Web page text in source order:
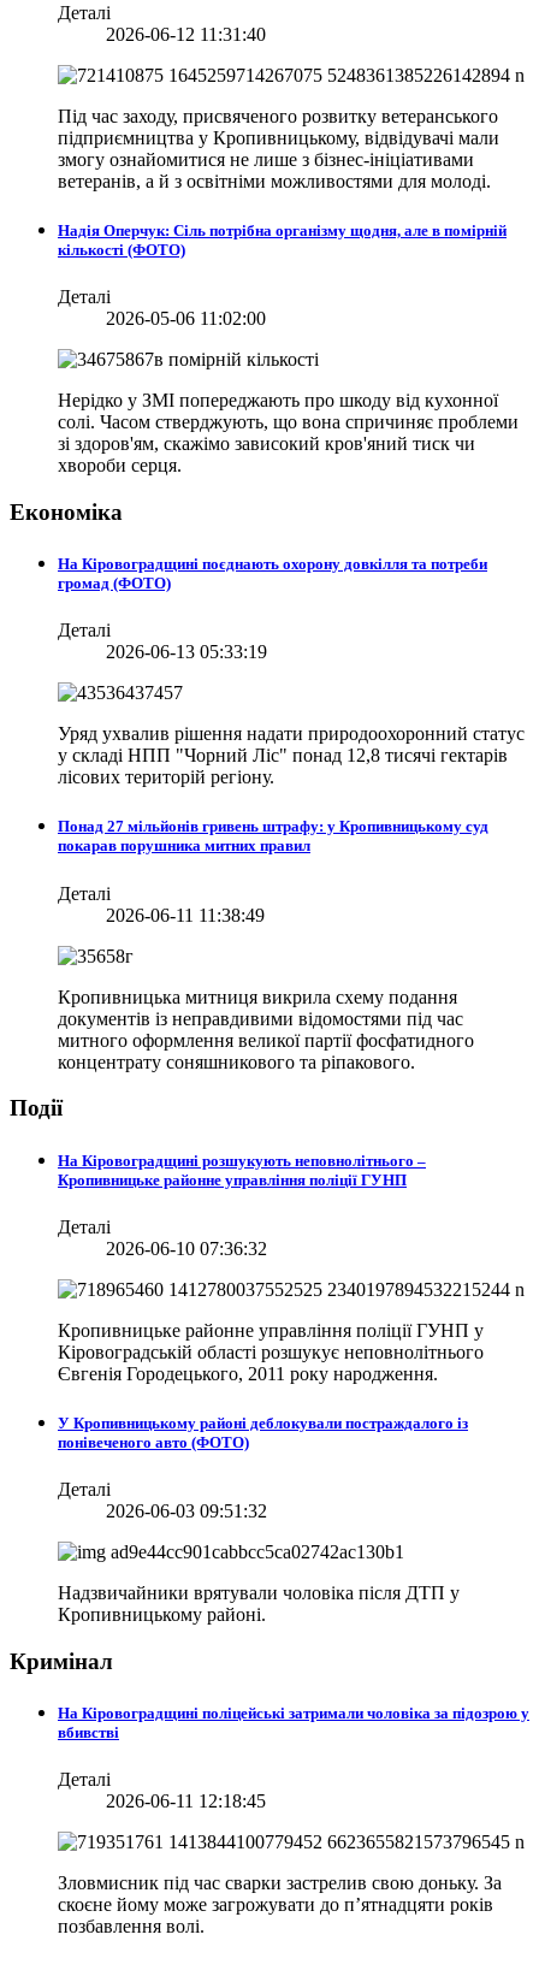
Деталі
2026-06-12 11:31:40
Під час заходу, присвяченого розвитку ветеранського
підприємництва у Кропивницькому, відвідувачі мали
змогу ознайомитися не лише з бізнес-ініціативами
ветеранів, а й з освітніми можливостями для молоді.
Надія Оперчук: Сіль потрібна організму щодня, але в помірній
кількості (ФОТО)
Деталі
2026-05-06 11:02:00
Нерідко у ЗМІ попереджають про шкоду від кухонної
солі. Часом стверджують, що вона спричиняє проблеми
зі здоров'ям, скажімо зависокий кров'яний тиск чи
хвороби серця.
Економіка
На Кіровоградщині поєднають охорону довкілля та потреби
громад (ФОТО)
Деталі
2026-06-13 05:33:19
Уряд ухвалив рішення надати природоохоронний статус
у складі НПП "Чорний Ліс" понад 12,8 тисячі гектарів
лісових територій регіону.
Понад 27 мільйонів гривень штрафу: у Кропивницькому суд
покарав порушника митних правил
Деталі
2026-06-11 11:38:49
Кропивницька митниця викрила схему подання
документів із неправдивими відомостями під час
митного оформлення великої партії фосфатидного
концентрату соняшникового та ріпакового.
Події
На Кіровоградщині розшукують неповнолітнього –
Кропивницьке районне управління поліції ГУНП
Деталі
2026-06-10 07:36:32
Кропивницьке районне управління поліції ГУНП у
Кіровоградській області розшукує неповнолітнього
Євгенія Городецького, 2011 року народження.
У Кропивницькому районі деблокували постраждалого із
понівеченого авто (ФОТО)
Деталі
2026-06-03 09:51:32
Надзвичайники врятували чоловіка після ДТП у
Кропивницькому районі.
Кримінал
На Кіровоградщині поліцейські затримали чоловіка за підозрою у
вбивстві
Деталі
2026-06-11 12:18:45
Зловмисник під час сварки застрелив свою доньку. За
скоєне йому може загрожувати до п’ятнадцяти років
позбавлення волі.